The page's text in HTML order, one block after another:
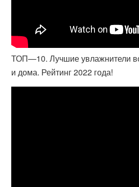
ТОП—10. Лучшие увлажнители
и дома. Рейтинг 2022 года!